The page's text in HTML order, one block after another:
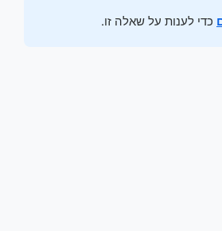
כדי לענות על שאלה זו.